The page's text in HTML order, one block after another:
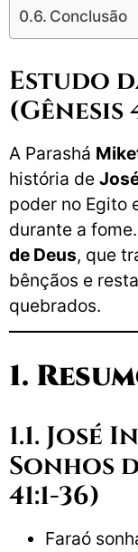
Conclusão
Estudo
(Gênesis
A Parashá
história de
poder no Egito
durante a
de Deus, que
bênçãos e
quebrados.
1.
1.1. José
Sonhos
41:1-36)
Faraó